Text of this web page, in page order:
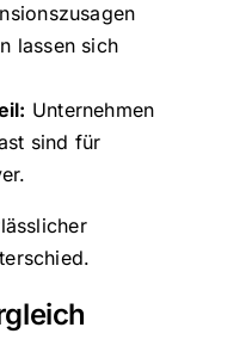
lassen sich
Unternehmen
sind für